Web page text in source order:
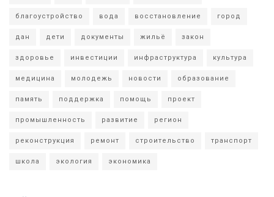
благоустройство вода восстановление город
дан дети документы жильё закон
здоровье инвестиции инфраструктура культура
медицина молодежь новости образование
память поддержка помощь проект
промышленность развитие регион
реконструкция ремонт строительство транспорт
школа экология экономика